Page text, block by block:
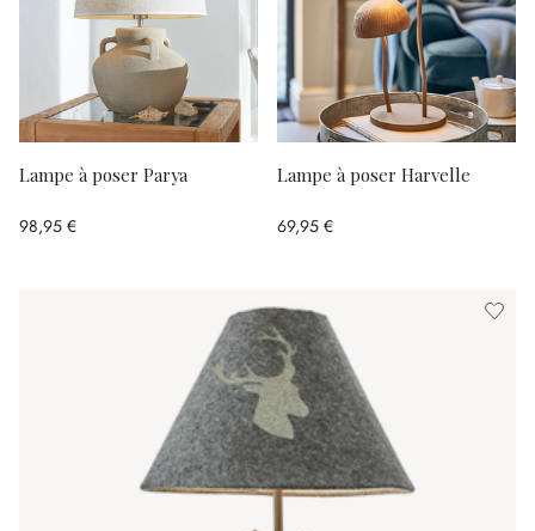
Lampe à poser Parya
98,95 €
Lampe à poser Harvelle
69,95 €